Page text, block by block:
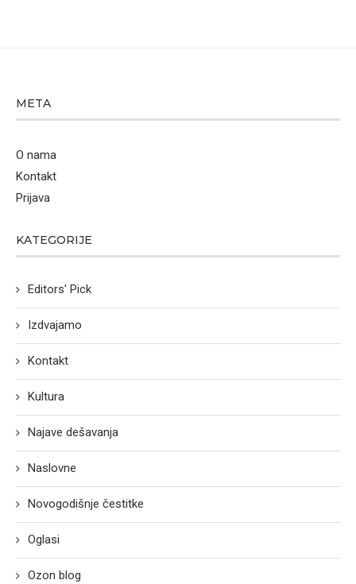
META
O nama
Kontakt
Prijava
KATEGORIJE
Editors' Pick
Izdvajamo
Kontakt
Kultura
Najave dešavanja
Naslovne
Novogodišnje čestitke
Oglasi
Ozon blog